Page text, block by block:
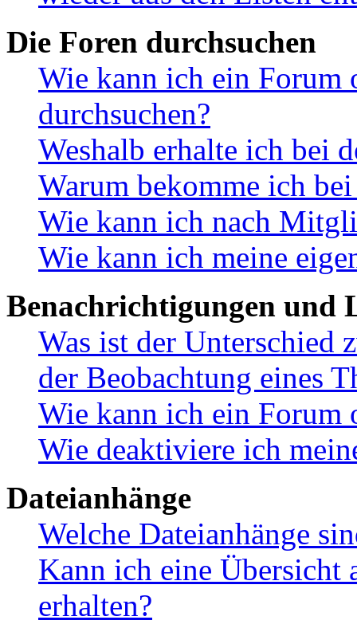
Die Foren durchsuchen
Wie kann ich ein Forum
durchsuchen?
Weshalb erhalte ich bei
Warum bekomme ich
Wie kann ich nach
Wie kann ich meine
Benachrichtigungen und
Was ist der Unterschied
der Beobachtung eines
Wie kann ich ein Forum
Wie deaktiviere ich
Dateianhänge
Welche Dateianhänge
Kann ich eine Übersicht
erhalten?